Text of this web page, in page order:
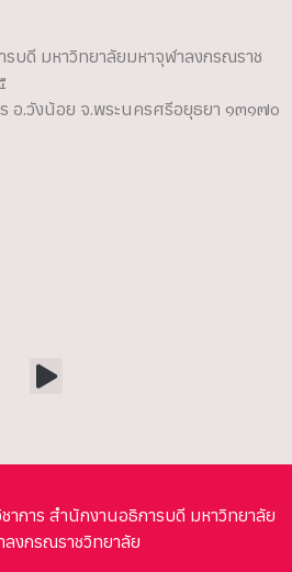
รบดี มหาวิทยาลัยมหาจุฬาลงกรณราช
อ.วังน้อย จ.พระนครศรีอยุธยา ๑๓๑๗๐
การ สำนักงานอธิการบดี มหาวิทยาลัย
ลงกรณราชวิทยาลัย